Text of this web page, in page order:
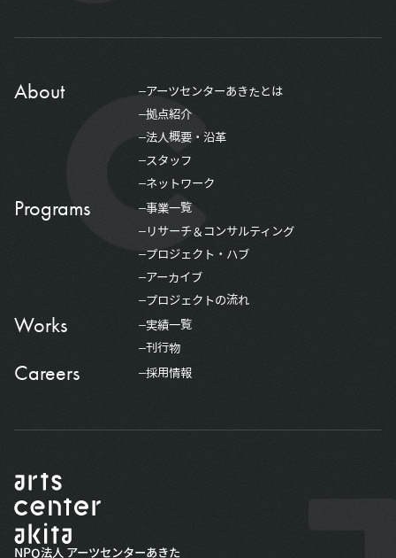
About
アーツセンターあきたとは
拠点紹介
法人概要・沿革
スタッフ
ネットワーク
Programs
事業一覧
リサーチ＆コンサルティング
プロジェクト・ハブ
アーカイブ
プロジェクトの流れ
Works
実績一覧
刊行物
Careers 採用情報
NPO法人 アーツセンターあきた